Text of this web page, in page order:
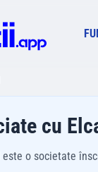
cu
este o societate